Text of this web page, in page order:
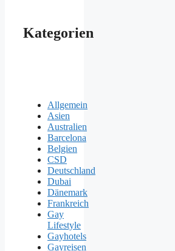
Kategorien
Allgemein
Asien
Australien
Barcelona
Belgien
CSD
Deutschland
Dubai
Dänemark
Frankreich
Gay
Lifestyle
Gayhotels
Gayreisen